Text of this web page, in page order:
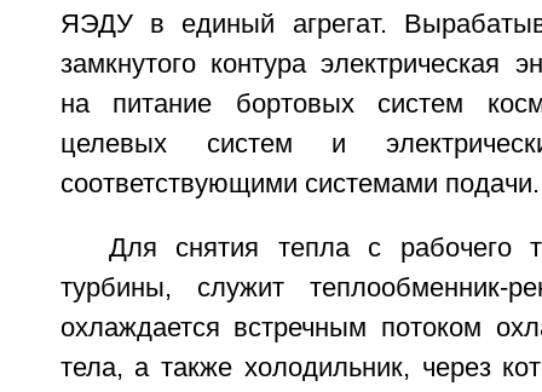
ЯЭДУ в единый агрегат.
замкнутого контура электрическая
на питание бортовых систем
целевых систем и
соответствующими системами подачи.
Для снятия тепла с рабочего
турбины, служит теплообменник-
охлаждается встречным потоком
тела, а также холодильник, через